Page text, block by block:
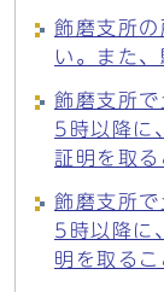
飾磨支所
い。また
飾磨支所
5時以降に
証明を取る
飾磨支所
5時以降に
明を取るこ